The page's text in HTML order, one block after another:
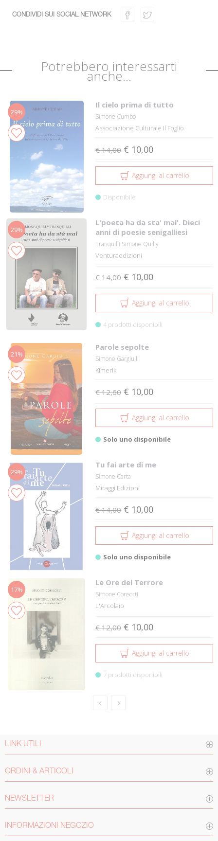
CONDIVIDI SUI SOCIAL NETWORK
Potrebbero interessarti
anche...
29%
Il cielo prima di tutto
Simone Cumbo
Associazione Culturale Il Foglio
€ 14,00 € 10,00
Aggiungi al carrello
Disponibile
29%
L'poeta ha da sta' mal'. Dieci
anni di poesie senigalliesi
Tranquilli Simone Quilly
Venturaedizioni
€ 14,00 € 10,00
Aggiungi al carrello
4 prodotti disponibili
21%
Parole sepolte
Simone Gargiulli
Kimerik
€ 12,60 € 10,00
Aggiungi al carrello
Solo uno disponibile
29%
Tu fai arte di me
Simone Carta
Miraggi Edizioni
€ 14,00 € 10,00
Aggiungi al carrello
Solo uno disponibile
17%
Le Ore del Terrore
Simone Consorti
L'Arcolaio
€ 12,00 € 10,00
Aggiungi al carrello
7 prodotti disponibili
LINK UTILI
ORDINI & ARTICOLI
NEWSLETTER
INFORMAZIONI NEGOZIO